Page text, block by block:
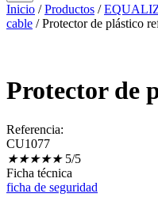
Inicio /Productos /
cable / Protector de plástico
Protector de
Referencia:
CU1077
★★★★★ 5/5
Ficha técnica
ficha de seguridad